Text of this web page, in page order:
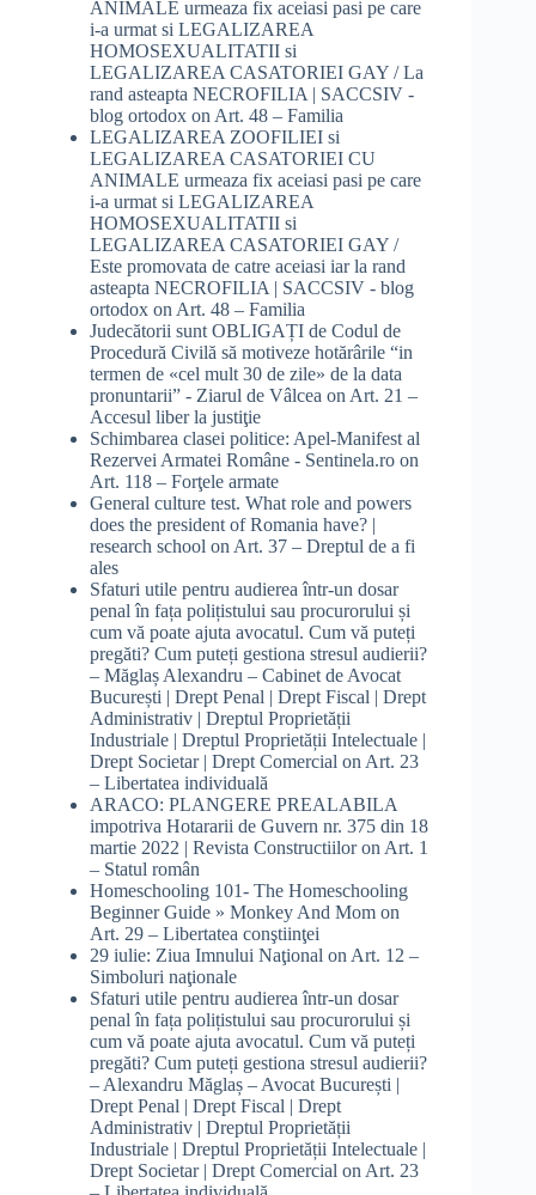
ANIMALE urmeaza fix aceiasi pasi pe care
i-a urmat si LEGALIZAREA
HOMOSEXUALITATII si
LEGALIZAREA CASATORIEI GAY / La
rand asteapta NECROFILIA | SACCSIV -
blog ortodox on Art. 48 – Familia
LEGALIZAREA ZOOFILIEI si
LEGALIZAREA CASATORIEI CU
ANIMALE urmeaza fix aceiasi pasi pe care
i-a urmat si LEGALIZAREA
HOMOSEXUALITATII si
LEGALIZAREA CASATORIEI GAY /
Este promovata de catre aceiasi iar la rand
asteapta NECROFILIA | SACCSIV - blog
ortodox on Art. 48 – Familia
Judecătorii sunt OBLIGAȚI de Codul de
Procedură Civilă să motiveze hotărârile “in
termen de «cel mult 30 de zile» de la data
pronuntarii” - Ziarul de Vâlcea on Art. 21 –
Accesul liber la justiţie
Schimbarea clasei politice: Apel-Manifest al
Rezervei Armatei Române - Sentinela.ro on
Art. 118 – Forţele armate
General culture test. What role and powers
does the president of Romania have? |
research school on Art. 37 – Dreptul de a fi
ales
Sfaturi utile pentru audierea într-un dosar
penal în fața polițistului sau procurorului și
cum vă poate ajuta avocatul. Cum vă puteți
pregăti? Cum puteți gestiona stresul audierii?
– Măglaș Alexandru – Cabinet de Avocat
București | Drept Penal | Drept Fiscal | Drept
Administrativ | Dreptul Proprietății
Industriale | Dreptul Proprietății Intelectuale |
Drept Societar | Drept Comercial on Art. 23
– Libertatea individuală
ARACO: PLANGERE PREALABILA
impotriva Hotararii de Guvern nr. 375 din 18
martie 2022 | Revista Constructiiloron Art. 1
– Statul român
Homeschooling 101- The Homeschooling
Beginner Guide » Monkey And Mom on
Art. 29 – Libertatea conştiinţei
29 iulie: Ziua Imnului Naţional on Art. 12 –
Simboluri naţionale
Sfaturi utile pentru audierea într-un dosar
penal în fața polițistului sau procurorului și
cum vă poate ajuta avocatul. Cum vă puteți
pregăti? Cum puteți gestiona stresul audierii?
– Alexandru Măglaș – Avocat București |
Drept Penal | Drept Fiscal | Drept
Administrativ | Dreptul Proprietății
Industriale | Dreptul Proprietății Intelectuale |
Drept Societar | Drept Comercial on Art. 23